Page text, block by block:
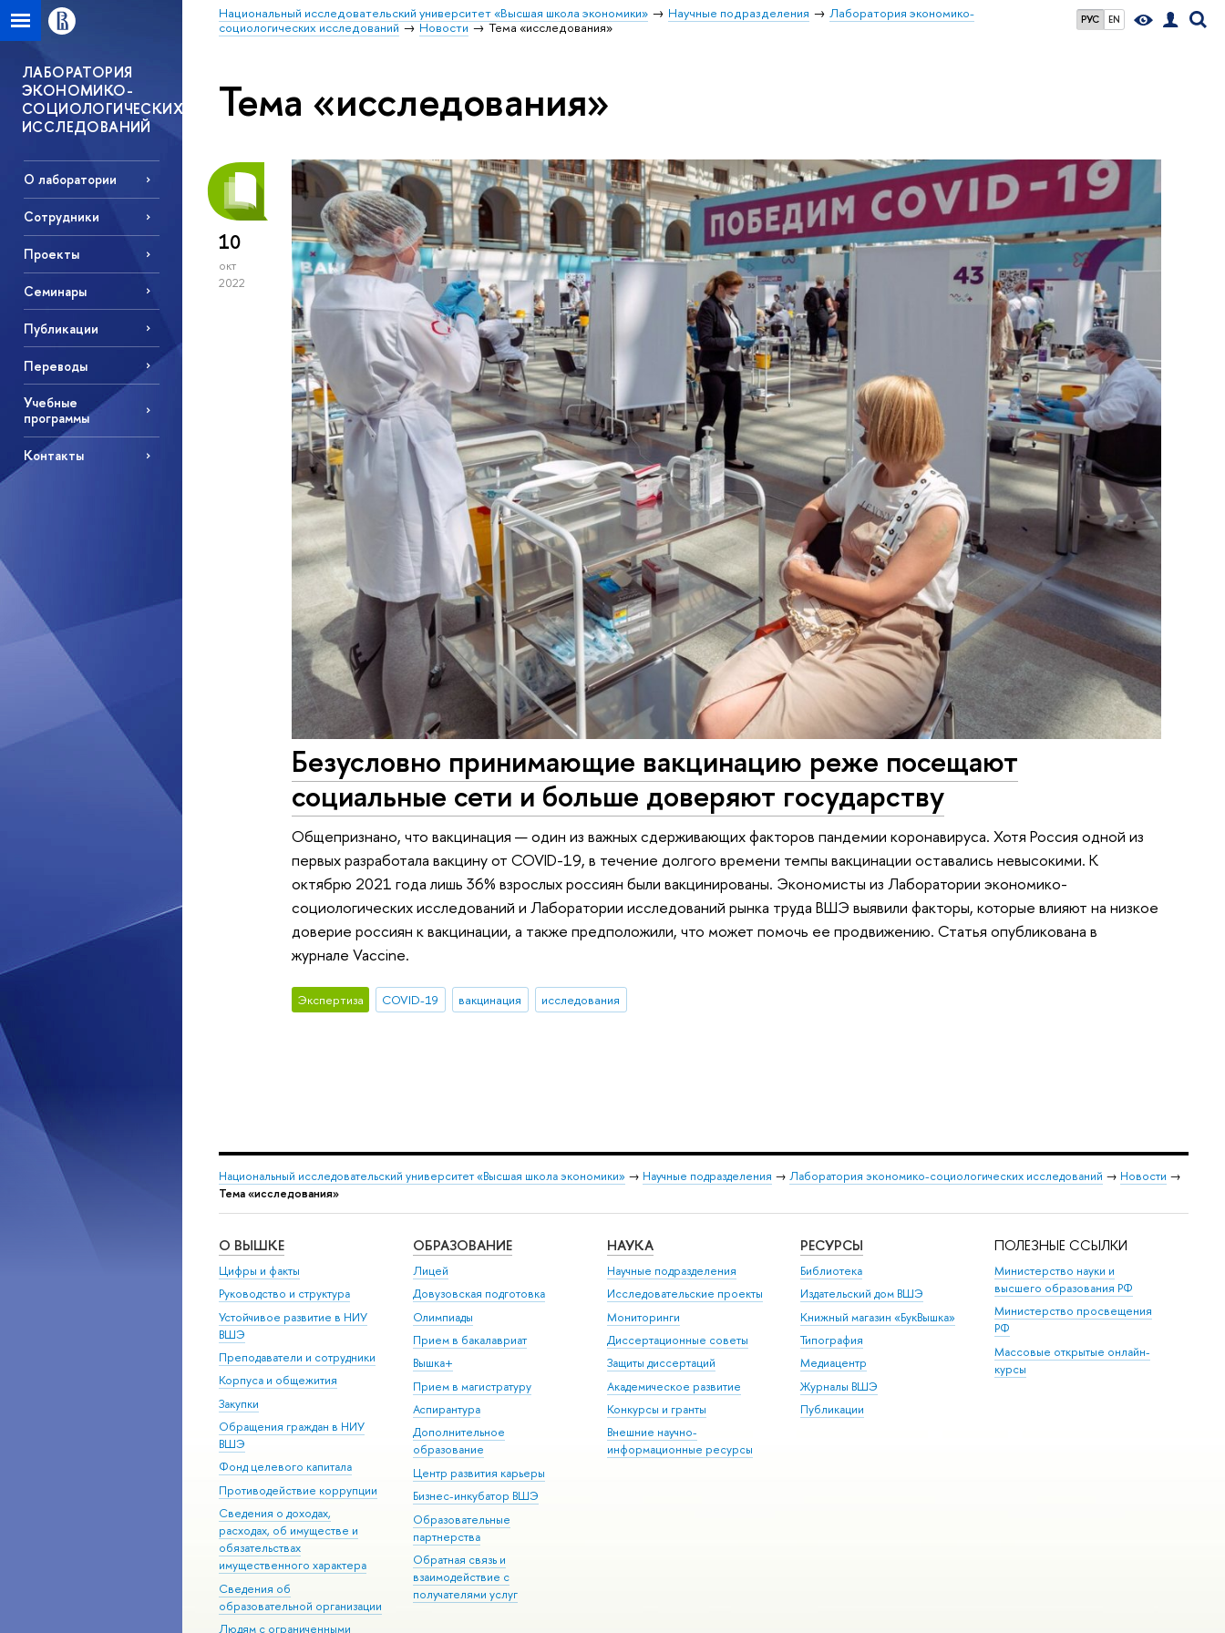
РУС EN
Национальный исследовательский университет «Высшая школа экономики» Научные подразделения
Лаборатория экономико-
социологических исследований
Новости Тема «исследования»
ЛАБОРАТОРИЯ
ЭКОНОМИКО-
СОЦИОЛОГИЧЕСКИХ
ИССЛЕДОВАНИЙ
О лаборатории
Сотрудники
Проекты
Семинары
Публикации
Переводы
Учебные
программы
Контакты
Тема «исследования»
10
окт
2022
Безусловно принимающие вакцинацию реже посещают
социальные сети и больше доверяют государству
Общепризнано, что вакцинация — один из важных сдерживающих факторов пандемии коронавируса. Хотя Россия одной из
первых разработала вакцину от COVID-19, в течение долгого времени темпы вакцинации оставались невысокими. К
октябрю 2021 года лишь 36% взрослых россиян были вакцинированы. Экономисты из Лаборатории экономико-
социологических исследований и Лаборатории исследований рынка труда ВШЭ выявили факторы, которые влияют на низкое
доверие россиян к вакцинации, а также предположили, что может помочь ее продвижению. Статья опубликована в
журнале Vaccine.
Экспертиза COVID-19 вакцинация исследования
Национальный исследовательский университет «Высшая школа экономики» → Научные подразделения → Лаборатория экономико-социологических исследований → Новости →
Тема «исследования»
О ВЫШКЕ
Цифры и факты
Руководство и структура
Устойчивое развитие в НИУ
ВШЭ
Преподаватели и сотрудники
Корпуса и общежития
Закупки
Обращения граждан в НИУ
ВШЭ
Фонд целевого капитала
Противодействие коррупции
Сведения о доходах,
расходах, об имуществе и
обязательствах
имущественного характера
Сведения об
образовательной организации
Людям с ограниченными
ОБРАЗОВАНИЕ
Лицей
Довузовская подготовка
Олимпиады
Прием в бакалавриат
Вышка+
Прием в магистратуру
Аспирантура
Дополнительное
образование
Центр развития карьеры
Бизнес-инкубатор ВШЭ
Образовательные
партнерства
Обратная связь и
взаимодействие с
получателями услуг
НАУКА
Научные подразделения
Исследовательские проекты
Мониторинги
Диссертационные советы
Защиты диссертаций
Академическое развитие
Конкурсы и гранты
Внешние научно-
информационные ресурсы
РЕСУРСЫ
Библиотека
Издательский дом ВШЭ
Книжный магазин «БукВышка»
Типография
Медиацентр
Журналы ВШЭ
Публикации
ПОЛЕЗНЫЕ ССЫЛКИ
Министерство науки и
высшего образования РФ
Министерство просвещения
РФ
Массовые открытые онлайн-
курсы